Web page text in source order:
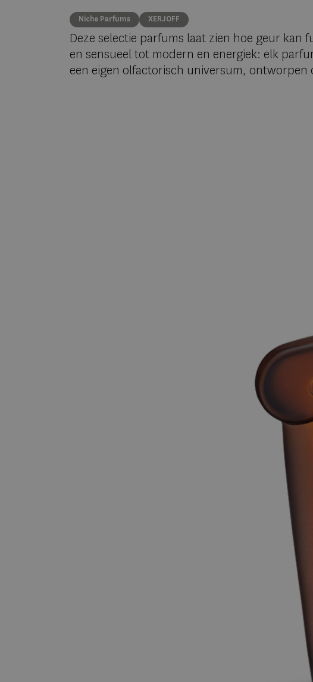
Niche Parfums XERJOFF
Deze selectie parfums laat zien hoe geur kan
en sensueel tot modern en energiek: elk
een eigen olfactorisch universum,